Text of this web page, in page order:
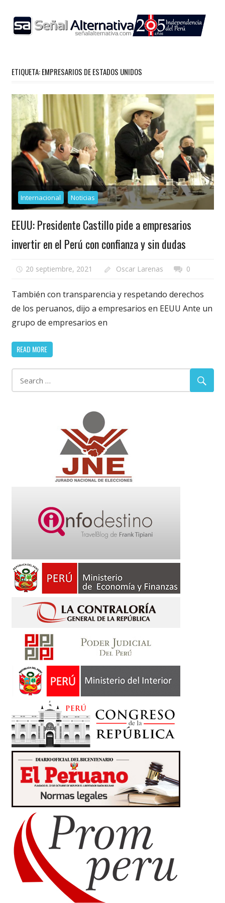
content
ETIQUETA:EMPRESARIOS DE ESTADOS UNIDOS
Internacional Noticias
EEUU: Presidente Castillo pide a empresarios
invertir en el Perú con confianza y sin dudas
20 septiembre, 2021 Oscar Larenas 0
También con transparencia y respetando derechos
de los peruanos, dijo a empresarios en EEUU Ante un
grupo de empresarios en
READ MORE